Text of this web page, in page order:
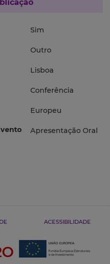
Sim
Outro
Lisboa
Conferência
Europeu
Apresentação Oral
ACESSIBILIDADE